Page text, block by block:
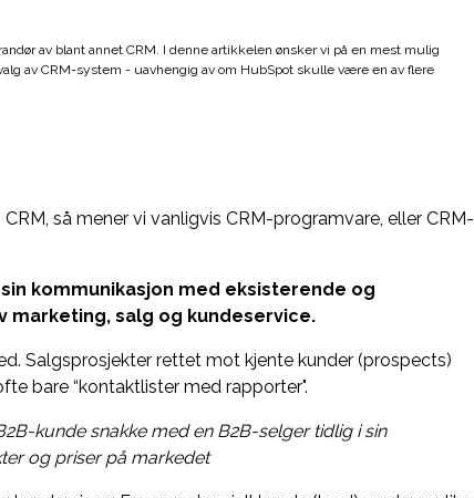
av blant annet CRM. I denne artikkelen ønsker vi på en mest mulig
av CRM-system - uavhengig av om HubSpot skulle være en av flere
så mener vi vanligvis CRM-programvare, eller CRM-
kommunikasjon med eksisterende og
marketing, salg og kundeservice.
Salgsprosjekter rettet mot kjente kunder (prospects)
bare “kontaktlister med rapporter".
kunde snakke med en B2B-selger tidlig i sin
og priser på markedet